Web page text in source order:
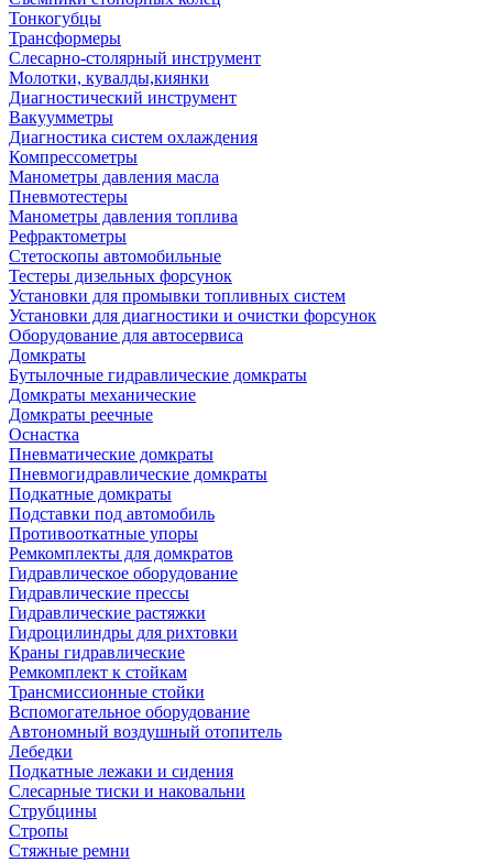
Тонкогубцы
Трансформеры
Слесарно-столярный инструмент
Молотки, кувалды,киянки
Диагностический инструмент
Вакуумметры
Диагностика систем охлаждения
Компрессометры
Манометры давления масла
Пневмотестеры
Манометры давления топлива
Рефрактометры
Стетоскопы автомобильные
Тестеры дизельных форсунок
Установки для промывки топливных систем
Установки для диагностики и очистки форсунок
Оборудование для автосервиса
Домкраты
Бутылочные гидравлические домкраты
Домкраты механические
Домкраты реечные
Оснастка
Пневматические домкраты
Пневмогидравлические домкраты
Подкатные домкраты
Подставки под автомобиль
Противооткатные упоры
Ремкомплекты для домкратов
Гидравлическое оборудование
Гидравлические прессы
Гидравлические растяжки
Гидроцилиндры для рихтовки
Краны гидравлические
Ремкомплект к стойкам
Трансмиссионные стойки
Вспомогательное оборудование
Автономный воздушный отопитель
Лебедки
Подкатные лежаки и сидения
Слесарные тиски и наковальни
Струбцины
Стропы
Стяжные ремни